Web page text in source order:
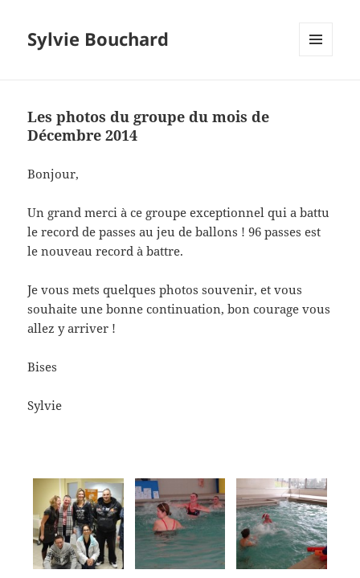
Sylvie Bouchard
Les photos du groupe du mois de
Décembre 2014
Bonjour,
Un grand merci à ce groupe exceptionnel qui a battu
le record de passes au jeu de ballons ! 96 passes est
le nouveau record à battre.
Je vous mets quelques photos souvenir, et vous
souhaite une bonne continuation, bon courage vous
allez y arriver !
Bises
Sylvie